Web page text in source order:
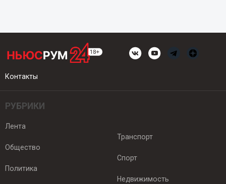
Контакты
РУБРИКИ
Лента
Общество
Политика
Транспорт
Спорт
Недвижимость